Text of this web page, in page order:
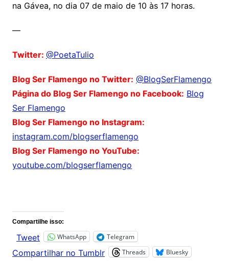
na Gávea, no dia 07 de maio de 10 às 17 horas.
—
Twitter: @PoetaTulio
Blog Ser Flamengo no Twitter: @BlogSerFlamengo
Página do Blog Ser Flamengo no Facebook: Blog
Ser Flamengo
Blog Ser Flamengo no Instagram:
instagram.com/blogserflamengo
Blog Ser Flamengo no YouTube:
youtube.com/blogserflamengo
Compartilhe isso:
Tweet WhatsApp Telegram
Compartilhar no Tumblr Threads Bluesky